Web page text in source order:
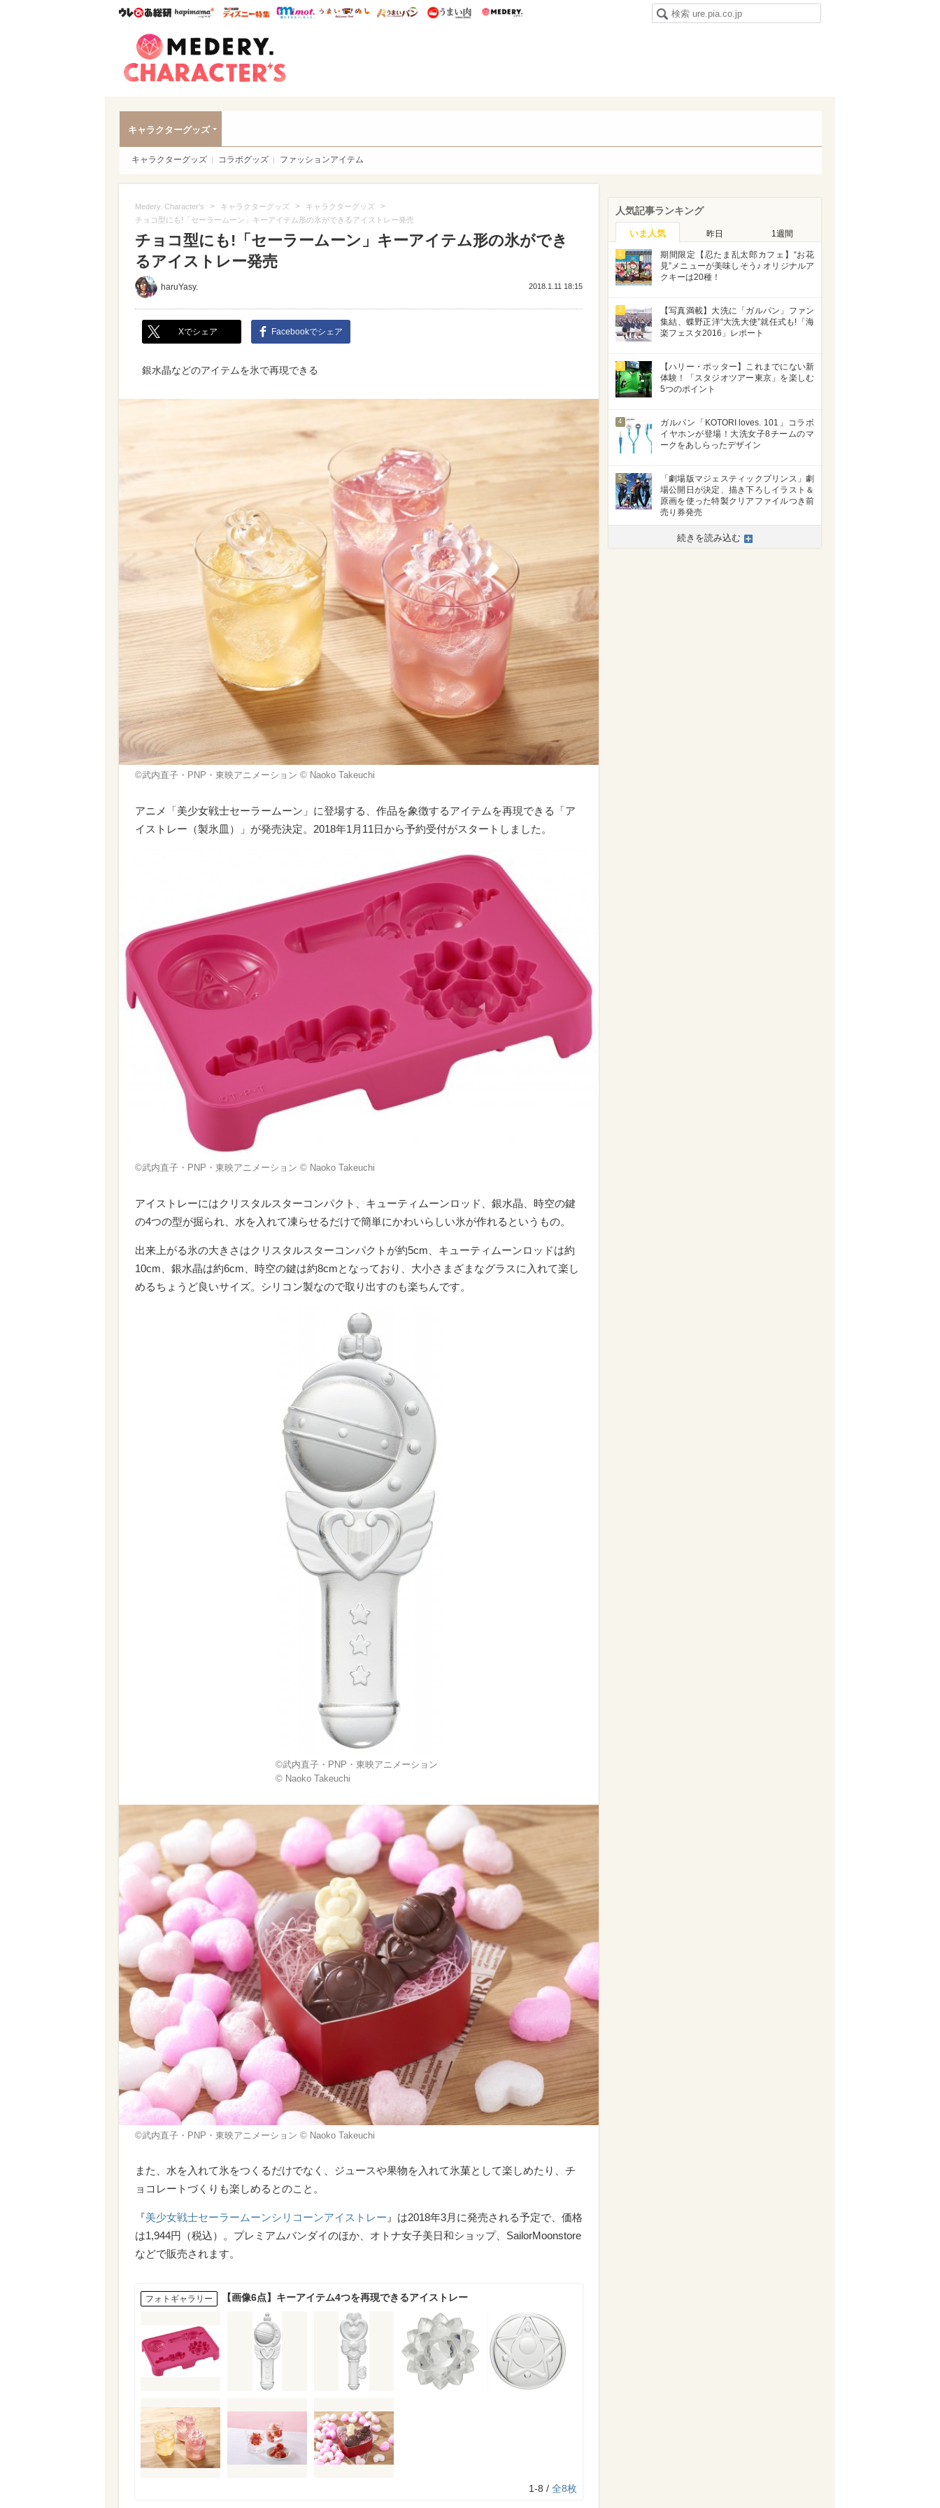
ウレぴあ総研ハピママ* ウレぴあ総研 ディズニー特集
mimot. うまいめし うまいパン うまい肉
キャラクターグッズ
キャラクターグッズ コラボグッズ ファッションアイテム
Medery. Character's > キャラクターグッズ > キャラクターグッズ >
チョコ型にも!「セーラームーン」キーアイテム形の氷ができるアイストレー発売
チョコ型にも!「セーラームーン」キーアイテム形の氷ができ
るアイストレー発売
haruYasy. 2018.1.11 18:15
Xでシェア Facebookでシェア
銀水晶などのアイテムを氷で再現できる
©武内直子・PNP・東映アニメーション © Naoko Takeuchi
アニメ「美少女戦士セーラームーン」に登場する、作品を象徴するアイテムを再現できる「ア
イストレー（製氷皿）」が発売決定。2018年1月11日から予約受付がスタートしました。
©武内直子・PNP・東映アニメーション © Naoko Takeuchi
アイストレーにはクリスタルスターコンパクト、キューティムーンロッド、銀水晶、時空の鍵
の4つの型が掘られ、水を入れて凍らせるだけで簡単にかわいらしい氷が作れるというもの。
出来上がる氷の大きさはクリスタルスターコンパクトが約5cm、キューティムーンロッドは約
10cm、銀水晶は約6cm、時空の鍵は約8cmとなっており、大小さまざまなグラスに入れて楽し
めるちょうど良いサイズ。シリコン製なので取り出すのも楽ちんです。
©武内直子・PNP・東映アニメーション
© Naoko Takeuchi
©武内直子・PNP・東映アニメーション © Naoko Takeuchi
また、水を入れて氷をつくるだけでなく、ジュースや果物を入れて氷菓として楽しめたり、チ
ョコレートづくりも楽しめるとのこと。
『美少女戦士セーラームーンシリコーンアイストレー 』は2018年3月に発売される予定で、価格
は1,944円（税込）。プレミアムバンダイのほか、オトナ女子美日和ショップ、SailorMoonstore
などで販売されます。
フォトギャラリー 【画像6点】キーアイテム4つを再現できるアイストレー
1-8 / 全8枚
人気記事ランキング
いま人気 昨日 1週間
1
期間限定【忍たま乱太郎カフェ】“お花
見”メニューが美味しそう♪ オリジナルア
クキーは20種！
2
【写真満載】大洗に「ガルパン」ファン
集結、蝶野正洋“大洗大使”就任式も!「海
楽フェスタ2016」レポート
3
【ハリー・ポッター】これまでにない新
体験！「スタジオツアー東京」を楽しむ
5つのポイント
4
ガルパン「KOTORI loves. 101」コラボ
イヤホンが登場！大洗女子8チームのマ
ークをあしらったデザイン
5
「劇場版マジェスティックプリンス」劇
場公開日が決定、描き下ろしイラスト＆
原画を使った特製クリアファイルつき前
売り券発売
続きを読み込む